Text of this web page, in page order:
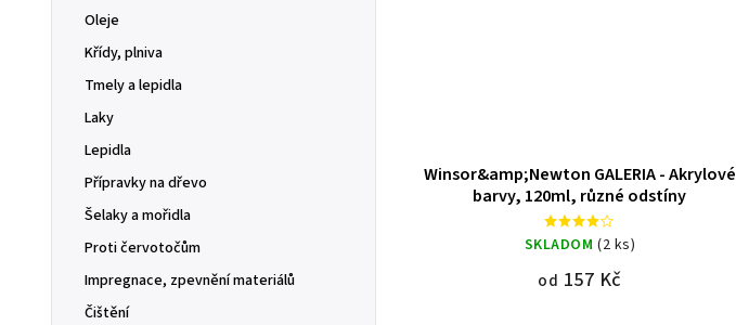
Oleje
Křídy, plniva
Tmely a lepidla
Laky
Lepidla
Přípravky na dřevo
Šelaky a mořidla
Proti červotočům
Impregnace, zpevnění materiálů
Čištění
Winsor&amp;Newton GALERIA - Akrylové
barvy, 120ml, různé odstíny
SKLADOM (2 ks)
od 157 Kč